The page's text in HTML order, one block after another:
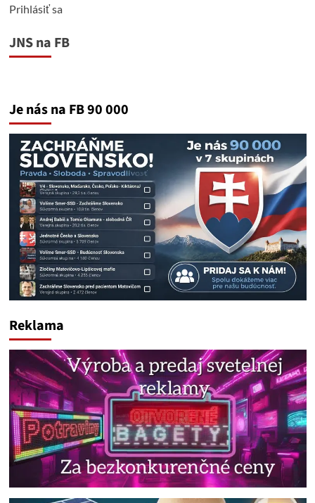
Prihlásiť sa
JNS na FB
Je nás na FB 90 000
Reklama